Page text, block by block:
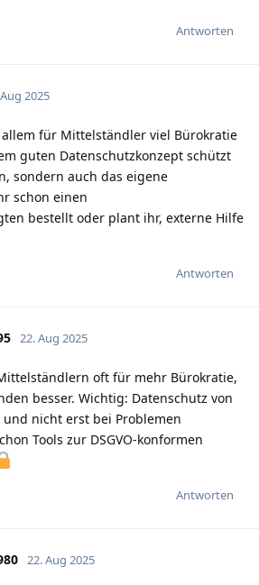
Antworten
2025
allem für Mittelständler viel Bürokratie
guten Datenschutzkonzept schützt
sondern auch das eigene
schon einen
bestellt oder plant ihr, externe Hilfe
Antworten
22. Aug 2025
oft für mehr Bürokratie,
besser. Wichtig: Datenschutz von
nicht erst bei Problemen
Tools zur DSGVO-konformen
Antworten
22. Aug 2025